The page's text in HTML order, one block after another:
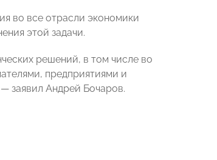
во все отрасли экономики
этой задачи.
решений, в том числе во
предприятиями и
заявил Андрей Бочаров.